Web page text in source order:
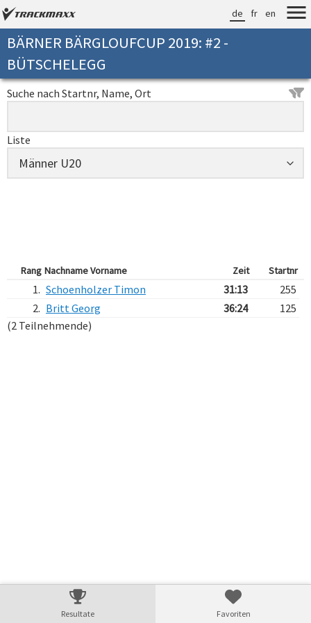
de fr en
BÄRNER BÄRGLOUFCUP 2019: #2 -
BÜTSCHELEGG
Suche nach Startnr, Name, Ort
Liste
Rang Nachname Vorname Zeit Startnr
1. Schoenholzer Timon 31:13
255
2. Britt Georg 36:24
125
(2 Teilnehmende)
Resultate Favoriten